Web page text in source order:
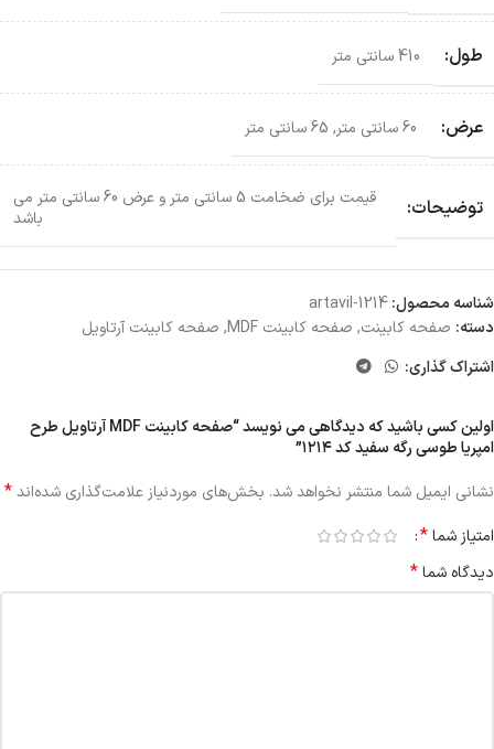
طول: 410 سانتی متر
عرض: 60 سانتی متر , 65 سانتی متر
توضیحات:
قیمت برای ضخامت 5 سانتی متر و عرض 60 سانتی متر می
باشد
شناسه محصول:artavil-1214
دسته: صفحه کابینت, صفحه کابینت MDF , صفحه کابینت آرتاویل
اشتراک گذاری:
اولین کسی باشید که دیدگاهی می نویسد “صفحه کابینت MDF آرتاویل طرح
امپریا طوسی رگه سفید کد ۱۲۱۴”
نشانی ایمیل شما منتشر نخواهد شد. بخش‌های موردنیاز علامت‌گذاری شده‌اند*
امتیاز شما*
دیدگاه شما*